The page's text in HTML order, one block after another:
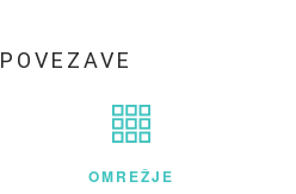
POVEZAVE
OMREŽJE